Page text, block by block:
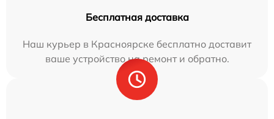
Бесплатная доставка
Наш курьер в Красноярске бесплатно доставит
ваше устройство на ремонт и обратно.